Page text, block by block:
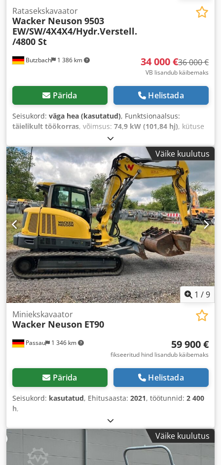
Butzbach 1 386 km
Ratasekskavaator
Wacker Neuson 9503
EW/SW/4X4X4/Hydr.Verstell.
/4800 St
34 000 €36 000 €
VB lisandub käibemaks
Pärida Helistada
Seisukord: väga hea (kasutatud), Funktsionaalsus:
täielikult töökorras, võimsus: 74,9 kW (101,84 hj), kütuse
10 500 kg
esmane registreerimine:01/2009, Ehitusaasta:2009,
töötunnid:4 809 h , Väike kuulutus
1 /9
Passau 1 346 km
Miniekskavaator
Wacker Neuson ET90
59 900 €
fikseeritud hind lisandub käibemaks
Pärida Helistada
Seisukord: kasutatud, Ehitusaasta: 2021, töötunnid: 2 400
h,
Väike kuulutus